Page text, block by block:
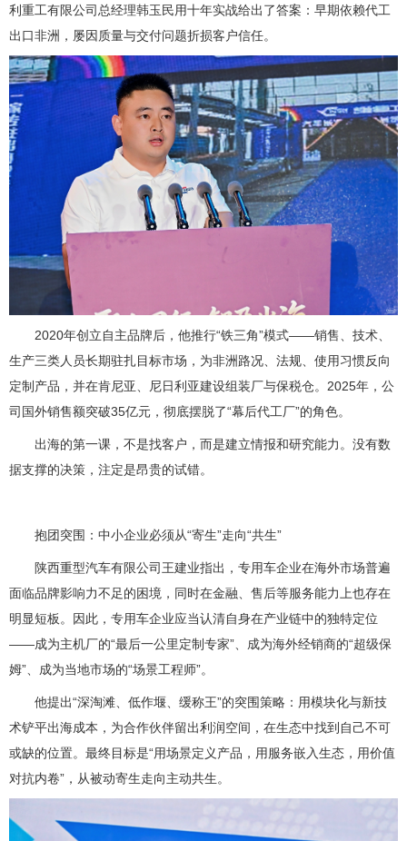
利重工有限公司总经理韩玉民用十年实战给出了答案：早期依赖代工
出口非洲，屡因质量与交付问题折损客户信任。
2020年创立自主品牌后，他推行“铁三角”模式——销售、技术、
生产三类人员长期驻扎目标市场，为非洲路况、法规、使用习惯反向
定制产品，并在肯尼亚、尼日利亚建设组装厂与保税仓。2025年，公
司国外销售额突破35亿元，彻底摆脱了“幕后代工厂”的角色。
出海的第一课，不是找客户，而是建立情报和研究能力。没有数
据支撑的决策，注定是昂贵的试错。
抱团突围：中小企业必须从“寄生”走向“共生”
陕西重型汽车有限公司王建业指出，专用车企业在海外市场普遍
面临品牌影响力不足的困境，同时在金融、售后等服务能力上也存在
明显短板。因此，专用车企业应当认清自身在产业链中的独特定位
——成为主机厂的“最后一公里定制专家”、成为海外经销商的“超级保
姆”、成为当地市场的“场景工程师”。
他提出“深淘滩、低作堰、缓称王”的突围策略：用模块化与新技
术铲平出海成本，为合作伙伴留出利润空间，在生态中找到自己不可
或缺的位置。最终目标是“用场景定义产品，用服务嵌入生态，用价值
对抗内卷”，从被动寄生走向主动共生。